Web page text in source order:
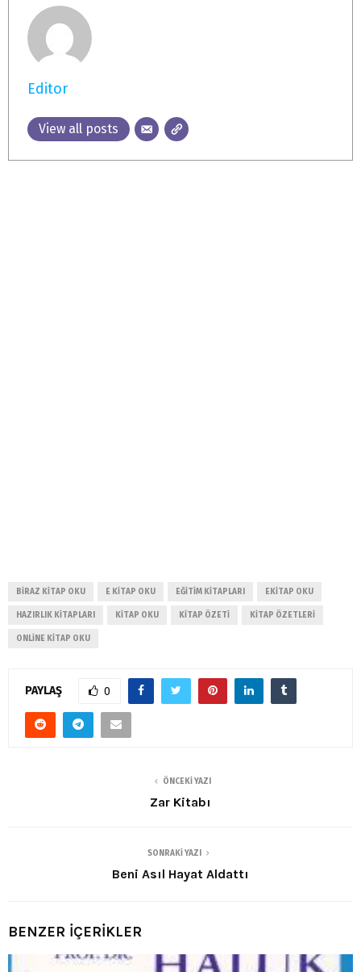
Editor
View all posts
BIRAZ KITAP OKU E KITAP OKU EĞITIM KITAPLARI EKITAP OKU
HAZIRLIK KITAPLARI KITAP OKU KITAP ÖZETI KITAP ÖZETLERI
ONLINE KITAP OKU
PAYLAŞ 0
ÖNCEKI YAZI
Zar Kitabı
SONRAKI YAZI
Beni Asıl Hayat Aldattı
BENZER İÇERİKLER